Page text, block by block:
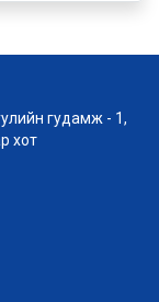
гудамж - 1,
хот